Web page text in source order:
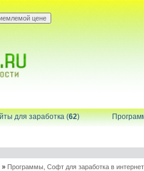
для заработка (62)
» Программы, Софт для заработка в